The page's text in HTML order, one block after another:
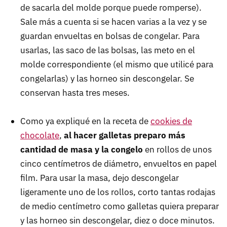
de sacarla del molde porque puede romperse).
Sale más a cuenta si se hacen varias a la vez y se
guardan envueltas en bolsas de congelar. Para
usarlas, las saco de las bolsas, las meto en el
molde correspondiente (el mismo que utilicé para
congelarlas) y las horneo sin descongelar. Se
conservan hasta tres meses.
Como ya expliqué en la receta decookies de
chocolate, al hacer galletas preparo más
cantidad de masa y la congelo en rollos de unos
cinco centímetros de diámetro, envueltos en papel
film. Para usar la masa, dejo descongelar
ligeramente uno de los rollos, corto tantas rodajas
de medio centímetro como galletas quiera preparar
y las horneo sin descongelar, diez o doce minutos.